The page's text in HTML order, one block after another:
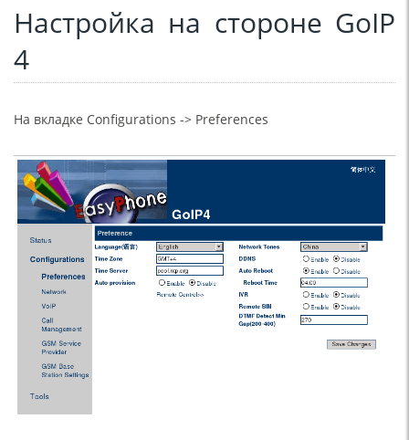
Настройка на стороне GoIP
4
На вкладке Configurations -> Preferences